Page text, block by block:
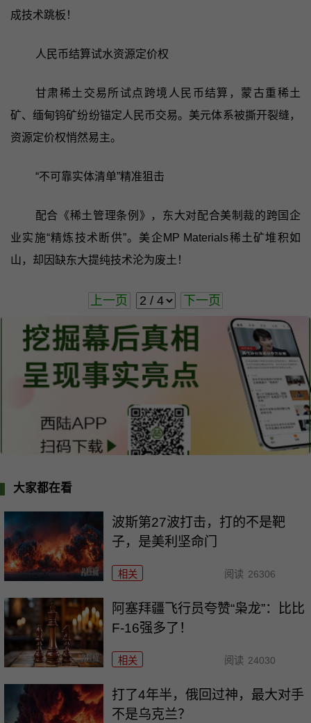
成技术跳板！
人民币结算试水资源定价权
甘肃稀土交易所试点跨境人民币结算，蒙古重稀土
矿、缅甸钨矿纷纷锚定人民币交易。美元体系被撕开裂缝，
资源定价权悄然易主。
“不可靠实体清单”精准狙击
配合《稀土管理条例》，东大对配合美制裁的跨国企
业实施“精炼技术断供”。美企MP Materials稀土矿堆积如
山，却因缺东大提纯技术沦为废土！
上一页 下一页
大家都在看
波斯第27波打击，打的不是靶
子，是美利坚命门
相关 阅读 26306
阿塞拜疆飞行员夸赞“枭龙”：比比
F-16强多了！
相关 阅读 24030
打了4年半，俄回过神，最大对手
不是乌克兰？